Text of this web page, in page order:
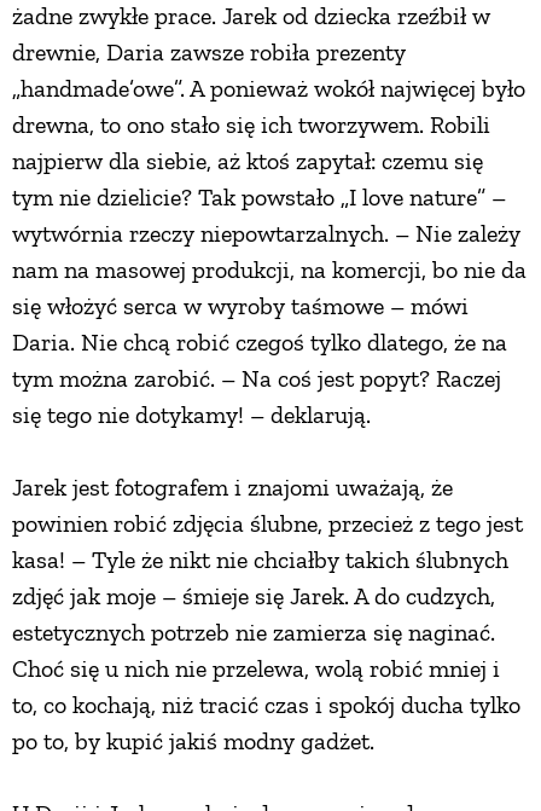
żadne zwykłe prace. Jarek od dziecka rzeźbił w
drewnie, Daria zawsze robiła prezenty
„handmade’owe”. A ponieważ wokół najwięcej było
drewna, to ono stało się ich tworzywem. Robili
najpierw dla siebie, aż ktoś zapytał: czemu się
tym nie dzielicie? Tak powstało „I love nature” –
wytwórnia rzeczy niepowtarzalnych. – Nie zależy
nam na masowej produkcji, na komercji, bo nie da
się włożyć serca w wyroby taśmowe – mówi
Daria. Nie chcą robić czegoś tylko dlatego, że na
tym można zarobić. – Na coś jest popyt? Raczej
się tego nie dotykamy! – deklarują.
Jarek jest fotografem i znajomi uważają, że
powinien robić zdjęcia ślubne, przecież z tego jest
kasa! – Tyle że nikt nie chciałby takich ślubnych
zdjęć jak moje – śmieje się Jarek. A do cudzych,
estetycznych potrzeb nie zamierza się naginać.
Choć się u nich nie przelewa, wolą robić mniej i
to, co kochają, niż tracić czas i spokój ducha tylko
po to, by kupić jakiś modny gadżet.